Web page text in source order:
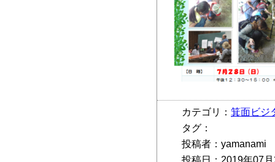
カテゴリ： 箕面ビジ
タグ：
投稿者：yamanami
投稿日：2019年07